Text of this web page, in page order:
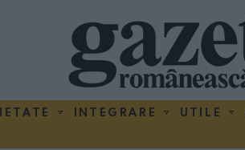
INTEGRARE UTILE